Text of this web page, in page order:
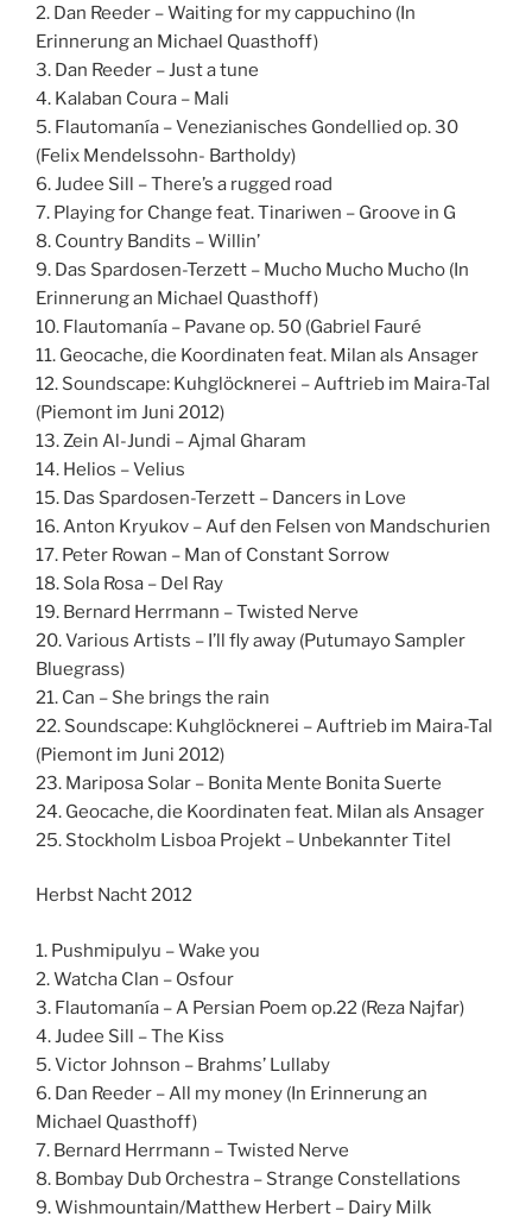
2. Dan Reeder – Waiting for my cappuchino (In
Erinnerung an Michael Quasthoff)
3. Dan Reeder – Just a tune
4. Kalaban Coura – Mali
5. Flautomanía – Venezianisches Gondellied op. 30
(Felix Mendelssohn- Bartholdy)
6. Judee Sill – There’s a rugged road
7. Playing for Change feat. Tinariwen – Groove in G
8. Country Bandits – Willin’
9. Das Spardosen-Terzett – Mucho Mucho Mucho (In
Erinnerung an Michael Quasthoff)
10. Flautomanía – Pavane op. 50 (Gabriel Fauré
11. Geocache, die Koordinaten feat. Milan als Ansager
12. Soundscape: Kuhglöcknerei – Auftrieb im Maira-Tal
(Piemont im Juni 2012)
13. Zein Al-Jundi – Ajmal Gharam
14. Helios – Velius
15. Das Spardosen-Terzett – Dancers in Love
16. Anton Kryukov – Auf den Felsen von Mandschurien
17. Peter Rowan – Man of Constant Sorrow
18. Sola Rosa – Del Ray
19. Bernard Herrmann – Twisted Nerve
20. Various Artists – I’ll fly away (Putumayo Sampler
Bluegrass)
21. Can – She brings the rain
22. Soundscape: Kuhglöcknerei – Auftrieb im Maira-Tal
(Piemont im Juni 2012)
23. Mariposa Solar – Bonita Mente Bonita Suerte
24. Geocache, die Koordinaten feat. Milan als Ansager
25. Stockholm Lisboa Projekt – Unbekannter Titel
Herbst Nacht 2012
1. Pushmipulyu – Wake you
2. Watcha Clan – Osfour
3. Flautomanía – A Persian Poem op.22 (Reza Najfar)
4. Judee Sill – The Kiss
5. Victor Johnson – Brahms’ Lullaby
6. Dan Reeder – All my money (In Erinnerung an
Michael Quasthoff)
7. Bernard Herrmann – Twisted Nerve
8. Bombay Dub Orchestra – Strange Constellations
9. Wishmountain/Matthew Herbert – Dairy Milk